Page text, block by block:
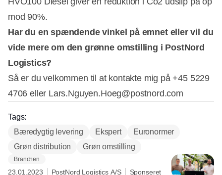
mod 90%.
Har du en spændende vinkel på emnet eller vil du
vide mere om den grønne omstilling i PostNord
Logistics?
Så er du velkommen til at kontakte mig på +45 5229
4706 eller Lars.Nguyen.Hoeg@postnord.com
Tags:
Bæredygtig levering
Ekspert
Euronormer
Grøn distribution
Grøn omstilling
Branchen
23.01.2023 PostNord Logistics A/S Sponseret